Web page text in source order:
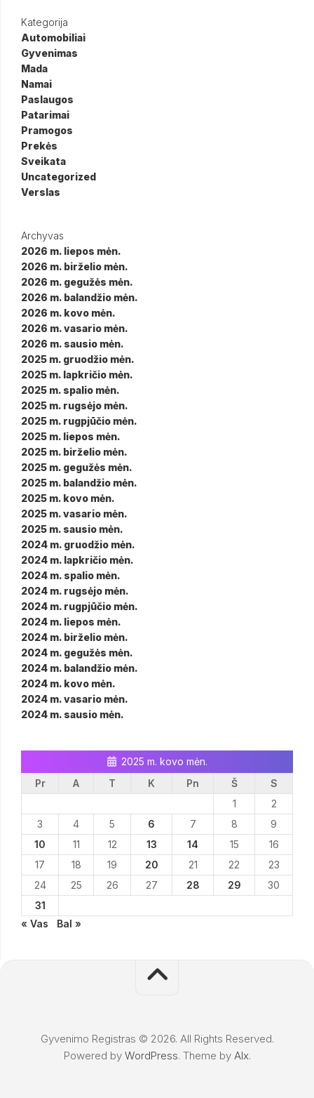
Kategorija
Automobiliai
Gyvenimas
Mada
Namai
Paslaugos
Patarimai
Pramogos
Prekės
Sveikata
Uncategorized
Verslas
Archyvas
2026 m. liepos mėn.
2026 m. birželio mėn.
2026 m. gegužės mėn.
2026 m. balandžio mėn.
2026 m. kovo mėn.
2026 m. vasario mėn.
2026 m. sausio mėn.
2025 m. gruodžio mėn.
2025 m. lapkričio mėn.
2025 m. spalio mėn.
2025 m. rugsėjo mėn.
2025 m. rugpjūčio mėn.
2025 m. liepos mėn.
2025 m. birželio mėn.
2025 m. gegužės mėn.
2025 m. balandžio mėn.
2025 m. kovo mėn.
2025 m. vasario mėn.
2025 m. sausio mėn.
2024 m. gruodžio mėn.
2024 m. lapkričio mėn.
2024 m. spalio mėn.
2024 m. rugsėjo mėn.
2024 m. rugpjūčio mėn.
2024 m. liepos mėn.
2024 m. birželio mėn.
2024 m. gegužės mėn.
2024 m. balandžio mėn.
2024 m. kovo mėn.
2024 m. vasario mėn.
2024 m. sausio mėn.
2025 m. kovo mėn.
Pr
A T K Pn Š
S
1
2
3
4 5 6 7 8
9
10
11 12 13 14 15
16
17
18 19 20 21 22
23
24
25 26 27 28 29
30
31
« Vas
Bal »
Gyvenimo Registras © 2026. All Rights Reserved.
Powered by WordPress. Theme by Alx.